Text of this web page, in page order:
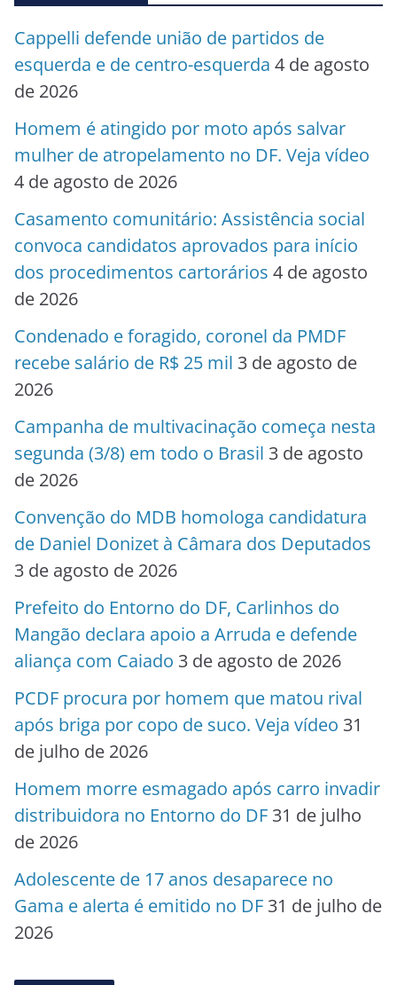
Cappelli defende união de partidos de
esquerda e de centro-esquerda 4 de agosto
de 2026
Homem é atingido por moto após salvar
mulher de atropelamento no DF. Veja vídeo
4 de agosto de 2026
Casamento comunitário: Assistência social
convoca candidatos aprovados para início
dos procedimentos cartorários 4 de agosto
de 2026
Condenado e foragido, coronel da PMDF
recebe salário de R$ 25 mil 3 de agosto de
2026
Campanha de multivacinação começa nesta
segunda (3/8) em todo o Brasil 3 de agosto
de 2026
Convenção do MDB homologa candidatura
de Daniel Donizet à Câmara dos Deputados
3 de agosto de 2026
Prefeito do Entorno do DF, Carlinhos do
Mangão declara apoio a Arruda e defende
aliança com Caiado 3 de agosto de 2026
PCDF procura por homem que matou rival
após briga por copo de suco. Veja vídeo 31
de julho de 2026
Homem morre esmagado após carro invadir
distribuidora no Entorno do DF 31 de julho
de 2026
Adolescente de 17 anos desaparece no
Gama e alerta é emitido no DF 31 de julho de
2026